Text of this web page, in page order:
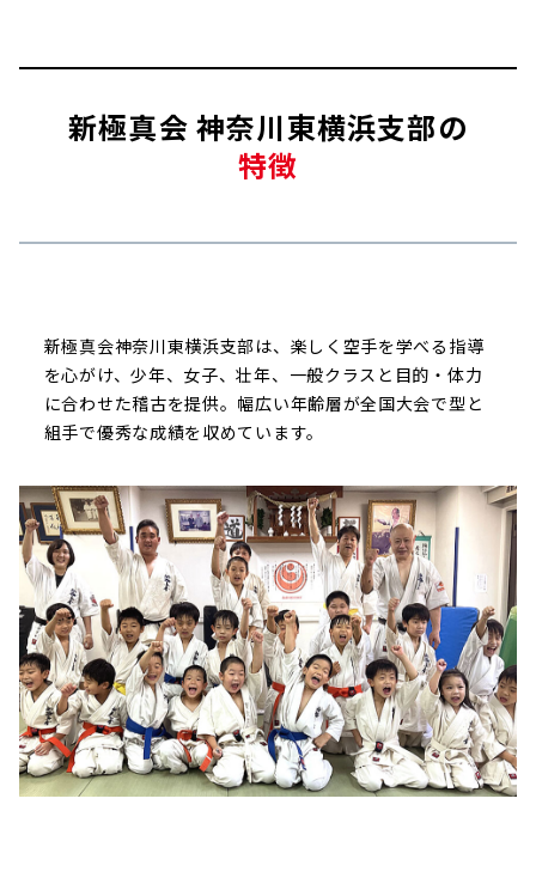
新極真会 神奈川東横浜支部の
特徴
新極真会神奈川東横浜支部は、楽しく空手を学べる指導
を心がけ、少年、女子、壮年、一般クラスと目的・体力
に合わせた稽古を提供。幅広い年齢層が全国大会で型と
組手で優秀な成績を収めています。